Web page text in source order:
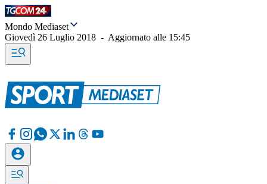
Mondo Mediaset
Giovedì 26 Luglio 2018 - Aggiornato alle 15:45